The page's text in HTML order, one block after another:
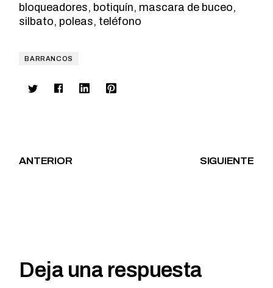
bloqueadores, botiquín, mascara de buceo,
silbato, poleas, teléfono
BARRANCOS
ANTERIOR SIGUIENTE
Deja una respuesta